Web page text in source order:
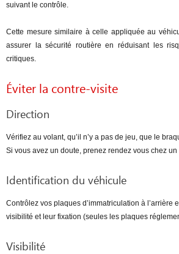
suivant le contrôle.
Cette mesure similaire à celle appliquée au
assurer la sécurité routière en réduisant les
critiques.
Éviter la contre-visite
Direction
Vérifiez au volant, qu’il n’y a pas de jeu, que le
Si vous avez un doute, prenez rendez vous chez
Identification du véhicule
Contrôlez vos plaques d’immatriculation à l’arrière
visibilité et leur fixation (seules les plaques
Visibilité